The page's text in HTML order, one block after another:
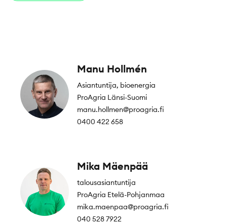
Manu Hollmén
Asiantuntija, bioenergia
ProAgria Länsi-Suomi
manu.hollmen@proagria.fi
0400 422 658
Mika Mäenpää
talousasiantuntija
ProAgria Etelä-Pohjanmaa
mika.maenpaa@proagria.fi
040 528 7922